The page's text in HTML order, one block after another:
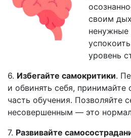
своим
уровень
6. Избегайте самокритики.
и обвинять себя, принимайте
часть обучения. Позволяйте
несовершенным — это
7. Развивайте